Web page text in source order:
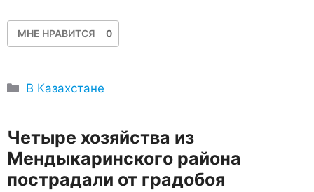
МНЕ НРАВИТСЯ 0
Рубрики
В Казахстане
Четыре хозяйства из
Мендыкаринского района
пострадали от градобоя